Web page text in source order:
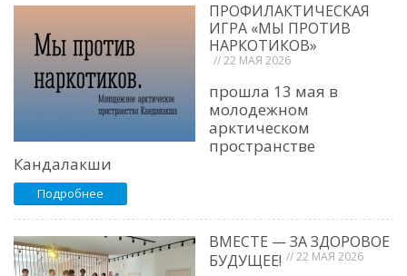
ПРОФИЛАКТИЧЕСКАЯ
ИГРА «МЫ ПРОТИВ
НАРКОТИКОВ»
// 22 МАЯ 2026
прошла 13 мая в
молодежном
арктическом
пространстве
Кандалакши
Подробнее
ВМЕСТЕ — ЗА ЗДОРОВОЕ
БУДУЩЕЕ! // 22 МАЯ 2026